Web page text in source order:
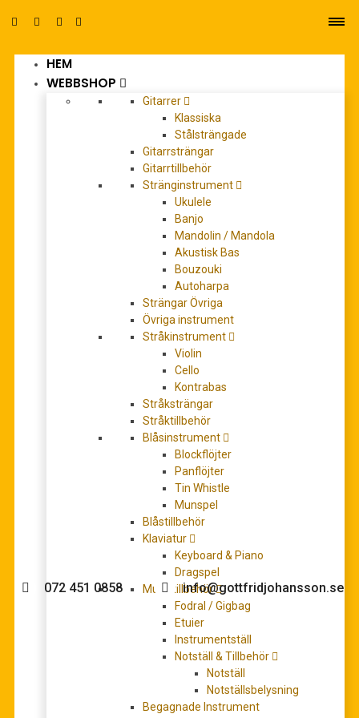
HEM
WEBBSHOP
Gitarrer
Klassiska
Stålsträngade
Gitarrsträngar
Gitarrtillbehör
Stränginstrument
Ukulele
Banjo
Mandolin / Mandola
Akustisk Bas
Bouzouki
Autoharpa
Strängar Övriga
Övriga instrument
Stråkinstrument
Violin
Cello
Kontrabas
Stråksträngar
Stråktillbehör
Blåsinstrument
Blockflöjter
Panflöjter
Tin Whistle
Munspel
Blåstillbehör
Klaviatur
Keyboard & Piano
Dragspel
Musiktillbehör
Fodral / Gigbag
Etuier
Instrumentställ
Notställ & Tillbehör
Notställ
Notställsbelysning
Begagnade Instrument
ACME Cuckoo Birdcall
352,00kr
LÄGG TILL I VARUKORG
Behöver du hjälp med köpet?
072 451 0858 info@gottfridjohansson.se
Johansson Musik webbshop!
Telefontider:
Måndag – fredag 10-12